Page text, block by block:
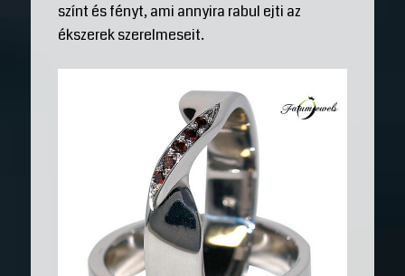
színt és fényt, ami annyira rabul ejti az
ékszerek szerelmeseit.